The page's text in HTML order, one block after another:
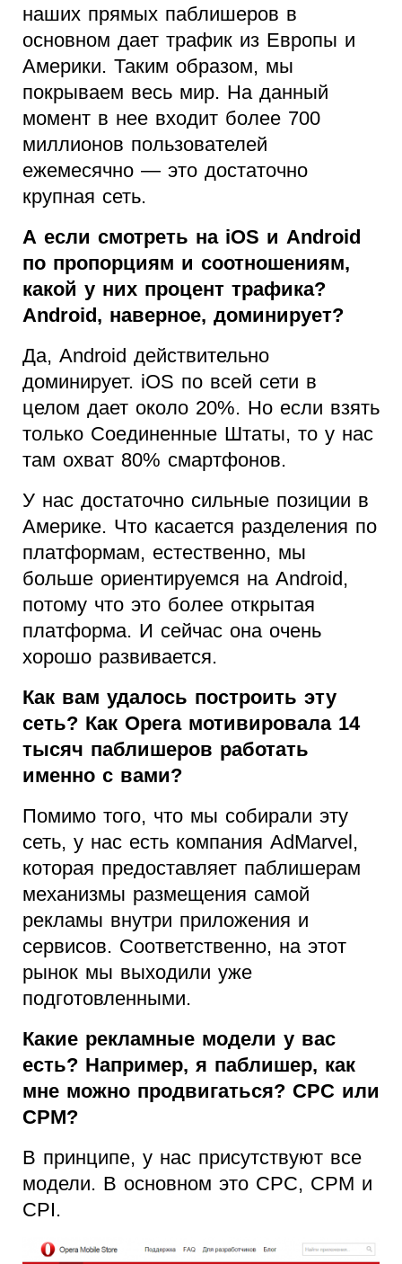
наших прямых паблишеров в
основном дает трафик из Европы и
Америки. Таким образом, мы
покрываем весь мир. На данный
момент в нее входит более 700
миллионов пользователей
ежемесячно — это достаточно
крупная сеть.
А если смотреть на iOS и Android
по пропорциям и соотношениям,
какой у них процент трафика?
Android, наверное, доминирует?
Да, Android действительно
доминирует. iOS по всей сети в
целом дает около 20%. Но если взять
только Соединенные Штаты, то у нас
там охват 80% смартфонов.
У нас достаточно сильные позиции в
Америке. Что касается разделения по
платформам, естественно, мы
больше ориентируемся на Android,
потому что это более открытая
платформа. И сейчас она очень
хорошо развивается.
Как вам удалось построить эту
сеть? Как Opera мотивировала 14
тысяч паблишеров работать
именно с вами?
Помимо того, что мы собирали эту
сеть, у нас есть компания AdMarvel,
которая предоставляет паблишерам
механизмы размещения самой
рекламы внутри приложения и
сервисов. Соответственно, на этот
рынок мы выходили уже
подготовленными.
Какие рекламные модели у вас
есть? Например, я паблишер, как
мне можно продвигаться? CPC или
CPM?
В принципе, у нас присутствуют все
модели. В основном это CPC, CPM и
CPI.